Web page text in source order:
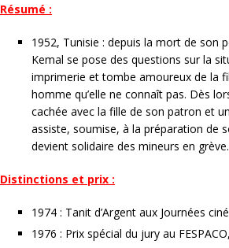
Résumé :
1952, Tunisie : depuis la mort de son
Kemal se pose des questions sur la
imprimerie et tombe amoureux de la
homme qu’elle ne connaît pas. Dès
cachée avec la fille de son patron et
assiste, soumise, à la préparation de
devient solidaire des mineurs en
Distinctions et prix :
1974 : Tanit d’Argent aux Journées
1976 : Prix spécial du jury au